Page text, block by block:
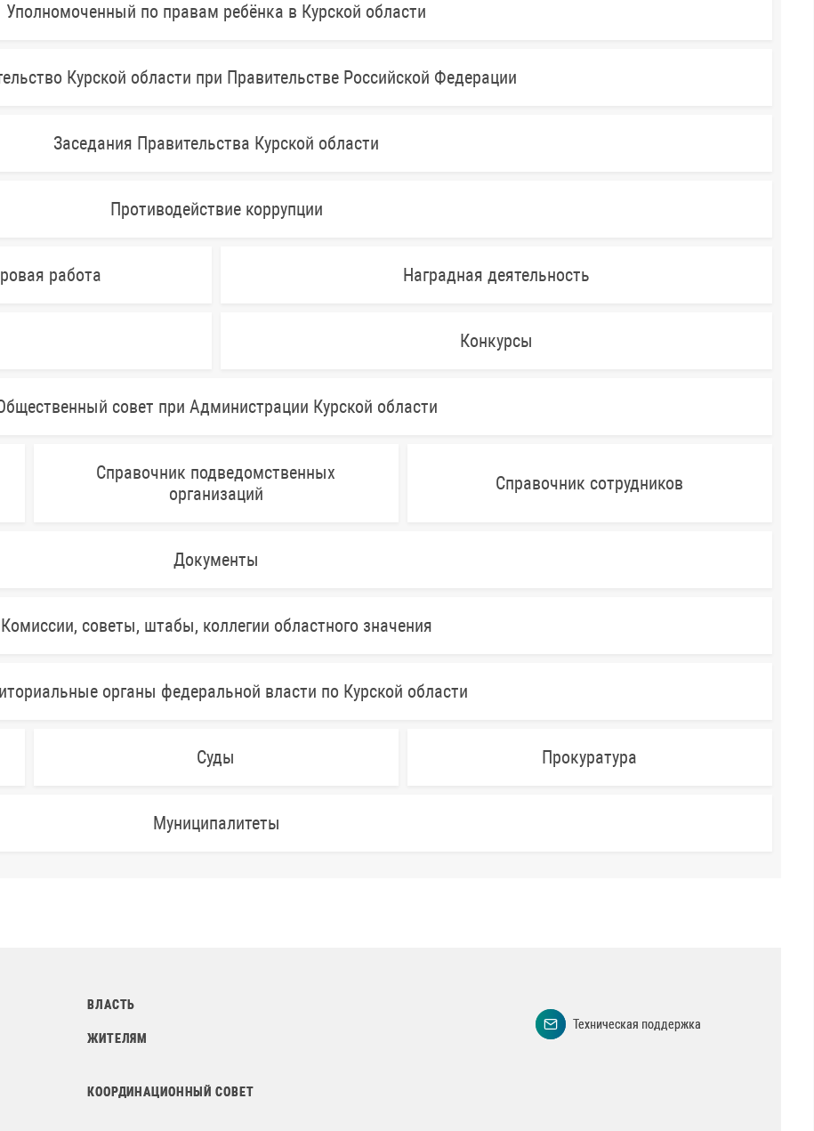
Уполномоченный по правам ребёнка в Курской области
Курской области при Правительстве Российской Федерации
Заседания Правительства Курской области
Противодействие коррупции
работа Наградная деятельность
Конкурсы
совет при Администрации Курской области
Справочник подведомственных
организаций
Справочник сотрудников
Документы
Комиссии, советы, штабы, коллегии областного значения
органы федеральной власти по Курской области
Суды Прокуратура
Муниципалитеты
ВЛАСТЬ
ЖИТЕЛЯМ
КООРДИНАЦИОННЫЙ СОВЕТ
Техническая поддержка